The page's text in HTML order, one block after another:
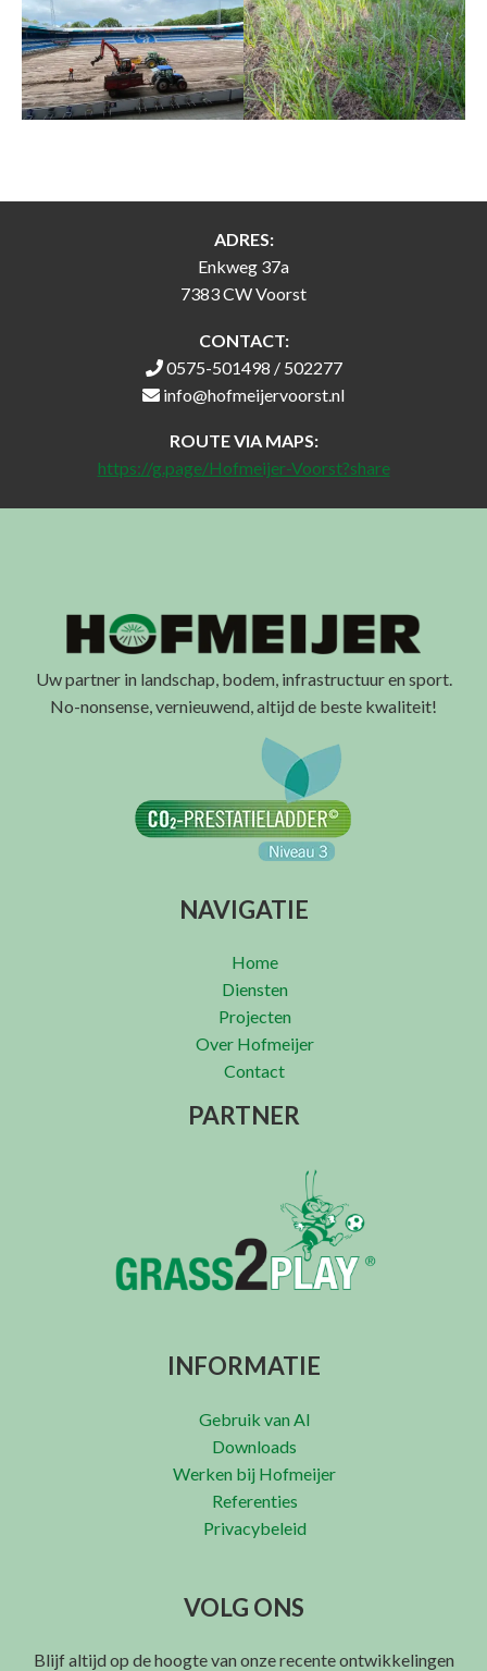
ADRES:
Enkweg 37a
7383 CW Voorst
CONTACT:
0575-501498 / 502277
info@hofmeijervoorst.nl
ROUTE VIA MAPS:
https://g.page/Hofmeijer-Voorst?share
Uw partner in landschap, bodem, infrastructuur en sport.
No-nonsense, vernieuwend, altijd de beste kwaliteit!
NAVIGATIE
Home
Diensten
Projecten
Over Hofmeijer
Contact
PARTNER
INFORMATIE
Gebruik van AI
Downloads
Werken bij Hofmeijer
Referenties
Privacybeleid
VOLG ONS
Blijf altijd op de hoogte van onze recente ontwikkelingen